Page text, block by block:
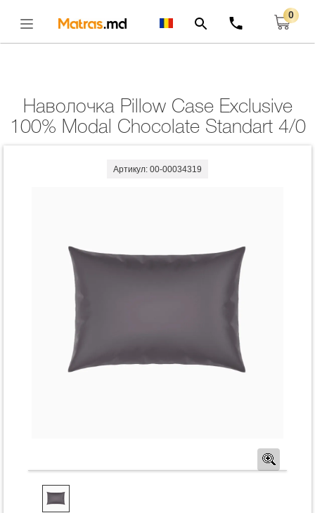
0
Chocolate Standart 4/0
Наволочка Pillow Case Exclusive
100% Modal Chocolate Standart 4/0
Артикул: 00-00034319